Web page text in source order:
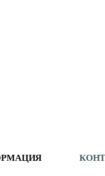
нам через онлайн-чат на
магазине.